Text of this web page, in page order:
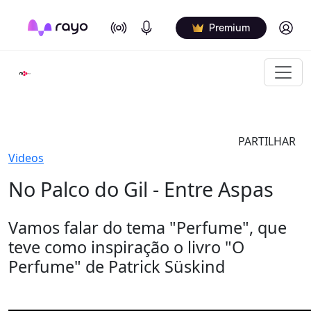
On Air Podcasts Premium Log in
PARTILHAR
Videos
No Palco do Gil - Entre Aspas
Vamos falar do tema "Perfume", que
teve como inspiração o livro "O
Perfume" de Patrick Süskind